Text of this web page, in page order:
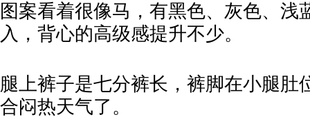
图案看着很像马，有黑色、灰色、浅
入，背心的高级感提升不少。
腿上裤子是七分裤长，裤脚在小腿肚
合闷热天气了。